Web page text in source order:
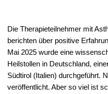
Die Therapieteilnehmer mit
berichten über positive
Mai 2025 wurde eine
Heilstollen in Deutschland,
Südtirol (Italien) durchgeführt.
veröffentlicht. Aber so viel ist